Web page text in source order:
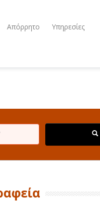
Απόρρητο Υπηρεσίες